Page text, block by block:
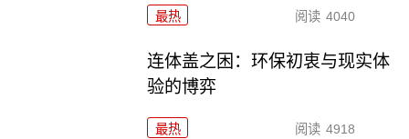
最热 阅读 4040
连体盖之困：环保初衷与现实体
验的博弈
最热 阅读 4918